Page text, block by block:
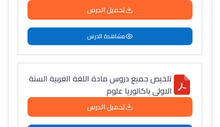
تحميل الدرس
مشاهدة الدرس
تلخيص جميع دروس مادة اللغة العربية السنة
الاولى باكالوريا علوم
تحميل الدرس